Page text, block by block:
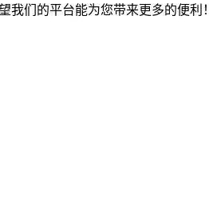
们的平台能为您带来更多的便利！